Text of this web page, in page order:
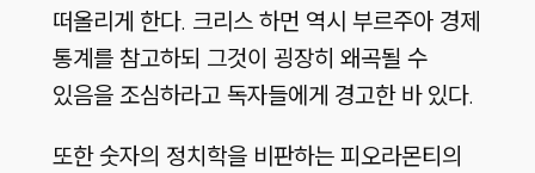
떠올리게 한다. 크리스 하먼 역시 부르주아 경제
통계를 참고하되 그것이 굉장히 왜곡될 수
있음을 조심하라고 독자들에게 경고한 바 있다.
또한 숫자의 정치학을 비판하는 피오라몬티의